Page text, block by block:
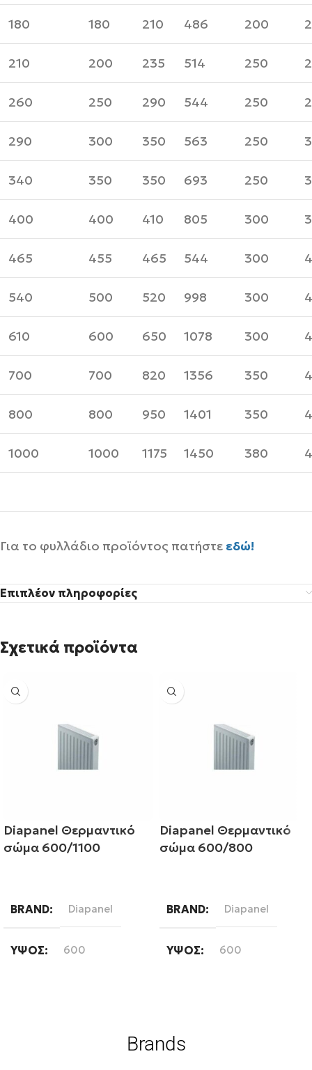
180 180 210 486 200
210 200 235 514 250
260 250 290 544 250
290 300 350 563 250
340 350 350 693 250
400 400 410 805 300
465 455 465 544 300
540 500 520 998 300
610 600 650 1078 300
700 700 820 1356 350
800 800 950 1401 350
1000 1000 1175 1450 380
Για το φυλλάδιο προϊόντος πατήστε εδώ!
Επιπλέον πληροφορίες
Σχετικά προϊόντα
Diapanel Θερμαντικό
σώμα 600/1100
BRAND Diapanel
ΎΨΟΣ 600
Diapanel Θερμαντικό
σώμα 600/800
BRAND Diapanel
ΎΨΟΣ 600
ΤΎΠΟΣ ΒΡΌΓΧΟΥ
Brands